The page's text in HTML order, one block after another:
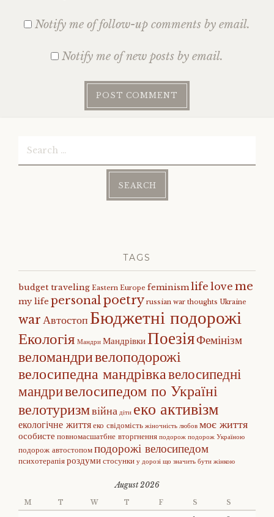
Notify me of follow-up comments by email.
Notify me of new posts by email.
TAGS
budget traveling Eastern Europe feminismlife love me
my life personalpoetry russian war thoughts Ukraine
warАвтостопБюджетні подорожі
Екологія Мандри МандрівкиПоезіяФемінізм
веломандривелоподорожі
велосипедна мандрівкавелосипедні
мандривелосипедом по Україні
велотуризмвійна діти еко активізм
екологічне життяеко свідомість жіночність любов моє життя
особисте повномасшатбне вторгнення подорож подорож Україною
подорож автостопомподорожі велосипедом
психотерапіяроздумистосунки у дорозі що значить бути жінкою
August 2026
M T W T F S S